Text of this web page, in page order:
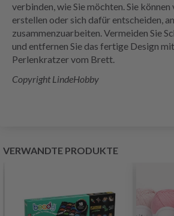
verbinden, wie Sie möchten. Sie
erstellen oder sich dafür entscheiden,
zusammenzuarbeiten. Vermeiden Sie
und entfernen Sie das fertige Design
Perlenkratzer vom Brett.
Copyright LindeHobby
VERWANDTE PRODUKTE